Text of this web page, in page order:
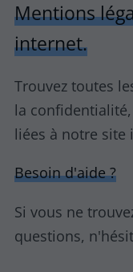
Mentions
internet.
Trouvez toutes
la
liées à notre site
Besoin d'aide ?
Si vous ne
questions,